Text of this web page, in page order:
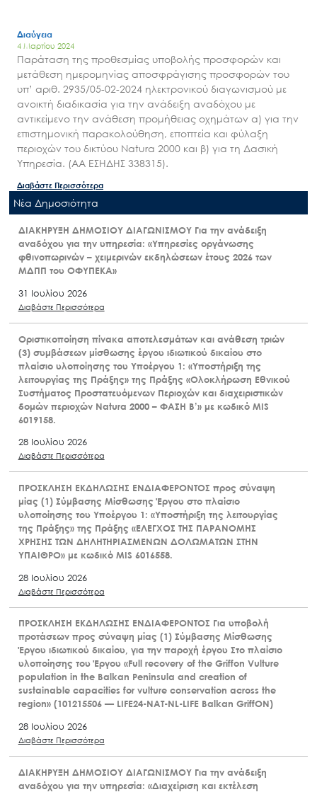
Διαύγεια
4 Μαρτίου 2024
Παράταση της προθεσμίας υποβολής προσφορών και
μετάθεση ημερομηνίας αποσφράγισης προσφορών του
υπ’ αριθ. 2935/05-02-2024 ηλεκτρονικού διαγωνισμού με
ανοικτή διαδικασία για την ανάδειξη αναδόχου με
αντικείμενο την ανάθεση προμήθειας οχημάτων α) για την
επιστημονική παρακολούθηση, εποπτεία και φύλαξη
περιοχών του δικτύου Natura 2000 και β) για τη Δασική
Υπηρεσία. (ΑΑ ΕΣΗΔΗΣ 338315).
Διαβάστε Περισσότερα
Nέα Δημοσιότητα
ΔΙΑΚΗΡΥΞΗ ΔΗΜΟΣΙΟΥ ΔΙΑΓΩΝΙΣΜΟΥ Για την ανάδειξη
αναδόχου για την υπηρεσία: «Υπηρεσίες οργάνωσης
φθινοπωρινών – χειμερινών εκδηλώσεων έτους 2026 των
ΜΔΠΠ του ΟΦΥΠΕΚΑ»
31 Ιουλίου 2026
Διαβάστε Περισσότερα
Οριστικοποίηση πίνακα αποτελεσμάτων και ανάθεση τριών
(3) συμβάσεων μίσθωσης έργου ιδιωτικού δικαίου στο
πλαίσιο υλοποίησης του Υποέργου 1: «Υποστήριξη της
λειτουργίας της Πράξης» της Πράξης «Ολοκλήρωση Εθνικού
Συστήματος Προστατευόμενων Περιοχών και διαχειριστικών
δομών περιοχών Natura 2000 – ΦΑΣΗ Β’» με κωδικό MIS
6019158.
28 Ιουλίου 2026
Διαβάστε Περισσότερα
ΠΡΟΣΚΛΗΣΗ ΕΚΔΗΛΩΣΗΣ ΕΝΔΙΑΦΕΡΟΝΤΟΣ προς σύναψη
μίας (1) Σύμβασης Μίσθωσης Έργου στο πλαίσιο
υλοποίησης του Υποέργου 1: «Υποστήριξη της λειτουργίας
της Πράξης» της Πράξης «ΕΛΕΓΧΟΣ ΤΗΣ ΠΑΡΑΝΟΜΗΣ
ΧΡΗΣΗΣ ΤΩΝ ΔΗΛΗΤΗΡΙΑΣΜΕΝΩΝ ΔΟΛΩΜΑΤΩΝ ΣΤΗΝ
ΥΠΑΙΘΡΟ» με κωδικό MIS 6016558.
28 Ιουλίου 2026
Διαβάστε Περισσότερα
ΠΡΟΣΚΛΗΣΗ ΕΚΔΗΛΩΣΗΣ ΕΝΔΙΑΦΕΡΟΝΤΟΣ Για υποβολή
προτάσεων προς σύναψη μίας (1) Σύμβασης Μίσθωσης
Έργου ιδιωτικού δικαίου, για την παροχή έργου Στο πλαίσιο
υλοποίησης του Έργου «Full recovery of the Griffon Vulture
population in the Balkan Peninsula and creation of
sustainable capacities for vulture conservation across the
region» (101215506 — LIFE24-NAT-NL-LIFE Balkan GriffON)
28 Ιουλίου 2026
Διαβάστε Περισσότερα
ΔΙΑΚΗΡΥΞΗ ΔΗΜΟΣΙΟΥ ΔΙΑΓΩΝΙΣΜΟΥ Για την ανάδειξη
αναδόχου για την υπηρεσία: «Διαχείριση και εκτέλεση